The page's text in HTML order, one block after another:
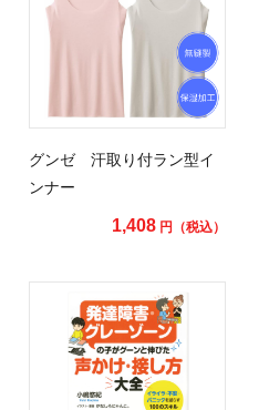
グンゼ 汗取り付ラン型イ
ンナー
1,408円（税込）